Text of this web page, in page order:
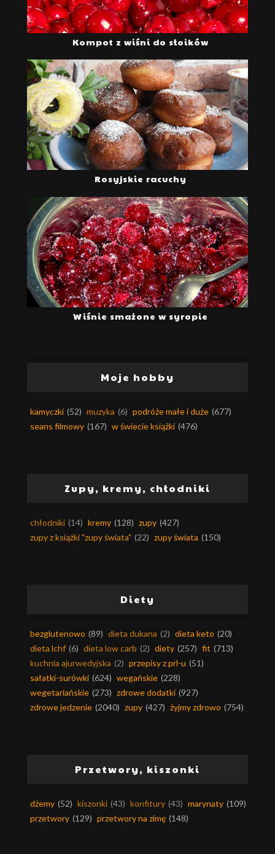
Kompot z wiśni do słoików
Rosyjskie racuchy
Wiśnie smażone w syropie
Moje hobby
kamyczki (52) muzyka (6) podróże małe i duże (677)
seans filmowy (167) w świecie książki (476)
Zupy, kremy, chłodniki
chłodniki (14) kremy (128) zupy (427)
zupy z książki "zupy świata" (22) zupy świata (150)
Diety
bezglutenowo (89) dieta dukana (2) dieta keto (20)
dieta lchf (6) dieta low carb (2) diety (257) fit (713)
kuchnia ajurwedyjska (2) przepisy z prl-u (51)
sałatki-surówki (624) wegańskie (228)
wegetariańskie (273) zdrowe dodatki (927)
zdrowe jedzenie (2040) zupy (427) żyjmy zdrowo (754)
Przetwory, kiszonki
dżemy (52) kiszonki (43) konfitury (43) marynaty (109)
przetwory (129) przetwory na zimę (148)